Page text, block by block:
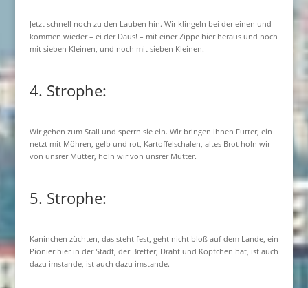
Jetzt schnell noch zu den Lauben hin. Wir klingeln bei der einen und
kommen wieder – ei der Daus! – mit einer Zippe hier heraus und noch
mit sieben Kleinen, und noch mit sieben Kleinen.
4. Strophe:
Wir gehen zum Stall und sperrn sie ein. Wir bringen ihnen Futter, ein
netzt mit Möhren, gelb und rot, Kartoffelschalen, altes Brot holn wir
von unsrer Mutter, holn wir von unsrer Mutter.
5. Strophe:
Kaninchen züchten, das steht fest, geht nicht bloß auf dem Lande, ein
Pionier hier in der Stadt, der Bretter, Draht und Köpfchen hat, ist auch
dazu imstande, ist auch dazu imstande.